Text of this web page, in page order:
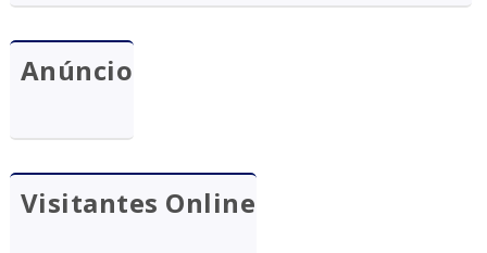
Anúncio
Visitantes Online